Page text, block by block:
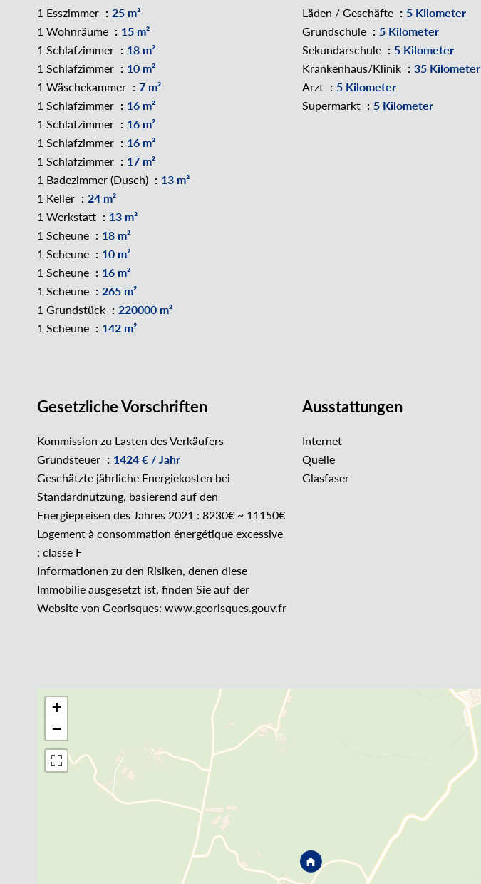
1 Esszimmer
25 m²
1 Wohnräume
15 m²
1 Schlafzimmer
18 m²
1 Schlafzimmer
10 m²
1 Wäschekammer
7 m²
1 Schlafzimmer
16 m²
1 Schlafzimmer
16 m²
1 Schlafzimmer
16 m²
1 Schlafzimmer
17 m²
1 Badezimmer (Dusch)
13 m²
1 Keller
24 m²
1 Werkstatt
13 m²
1 Scheune
18 m²
1 Scheune
10 m²
1 Scheune
16 m²
1 Scheune
265 m²
1 Grundstück
220000 m²
1 Scheune
142 m²
Läden / Geschäfte
5 Kilometer
Grundschule
5 Kilometer
Sekundarschule
5 Kilometer
Krankenhaus/Klinik
35 Kilometer
Arzt
5 Kilometer
Supermarkt
5 Kilometer
Gesetzliche Vorschriften
Kommission zu Lasten des Verkäufers
Grundsteuer
1424 € / Jahr
Geschätzte jährliche Energiekosten bei
Standardnutzung, basierend auf den
Energiepreisen des Jahres 2021 : 8230€ ~ 11150€
Logement à consommation énergétique excessive
: classe F
Informationen zu den Risiken, denen diese
Immobilie ausgesetzt ist, finden Sie auf der
Website von Georisques: www.georisques.gouv.fr
Ausstattungen
Internet
Quelle
Glasfaser
+
−